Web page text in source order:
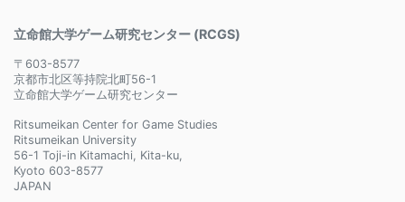
立命館大学ゲーム研究センター (RCGS)
〒603-8577
京都市北区等持院北町56-1
立命館大学ゲーム研究センター
Ritsumeikan Center for Game Studies
Ritsumeikan University
56-1 Toji-in Kitamachi, Kita-ku,
Kyoto 603-8577
JAPAN